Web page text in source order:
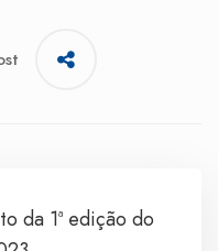
da 1ª edição do